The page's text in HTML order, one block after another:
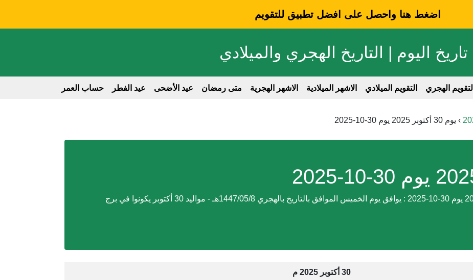
تاريخ اليوم | التاريخ الهجري والميلادي
التقويم الهجري التقويم الميلادي الاشهر الميلادية الاشهر الهجرية متى رمضان عيد الأضحى عيد الفطر حساب العمر
› يوم 30 أكتوبر 2025 يوم 30-10-2025
تعرف على تفاصيل تاريخ 30 أكتوبر 2025 يوم 30-10-2025 : يوافق يوم الخميس الموافق بالتاريخ بالهجري 1447/05/8هـ - مواليد 30 أكتوبر يكونوا في برج
30 أكتوبر 2025 م
اضغط هنا واحصل على افضل تطبيق للتقويم